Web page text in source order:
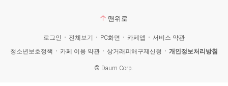
맨위로
로그인 전체보기 PC화면 카페앱
서비스 약관
청소년보호정책
카페 이용 약관 상거래피해구제신청 개인정보처리방침
© Daum Corp.